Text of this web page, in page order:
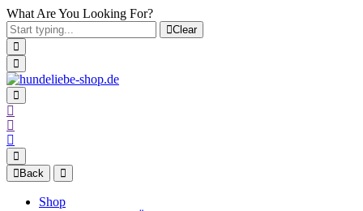
What Are You Looking For?
Clear
Back
Shop